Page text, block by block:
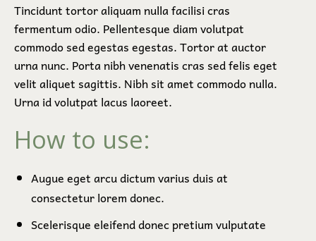
Tincidunt tortor aliquam nulla facilisi cras
fermentum odio. Pellentesque diam volutpat
commodo sed egestas egestas. Tortor at auctor
urna nunc. Porta nibh venenatis cras sed felis eget
velit aliquet sagittis. Nibh sit amet commodo nulla.
Urna id volutpat lacus laoreet.
How to use:
Augue eget arcu dictum varius duis at
consectetur lorem donec.
Scelerisque eleifend donec pretium vulputate